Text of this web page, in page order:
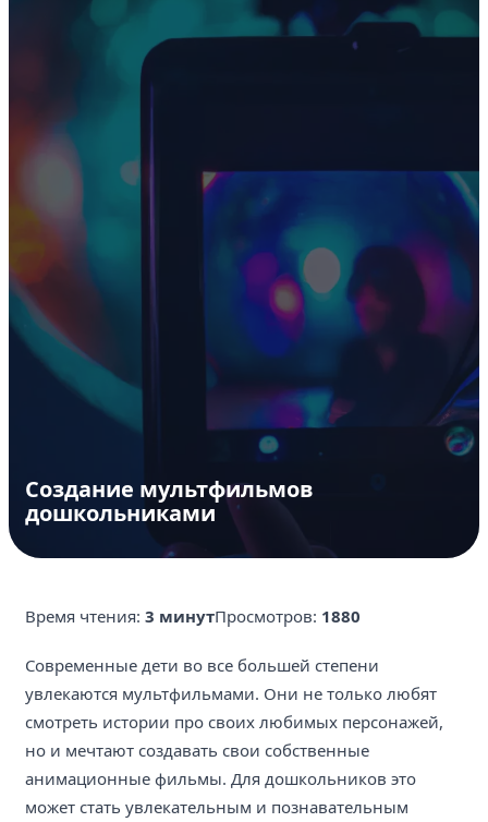
Создание мультфильмов
дошкольниками
Время чтения: 3 минутПросмотров: 1880
Современные дети во все большей степени
увлекаются мультфильмами. Они не только любят
смотреть истории про своих любимых персонажей,
но и мечтают создавать свои собственные
анимационные фильмы. Для дошкольников это
может стать увлекательным и познавательным